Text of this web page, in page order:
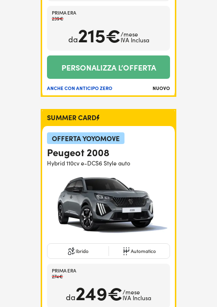
PRIMA ERA
239€
da215€/mese
IVA Inclusa
PERSONALIZZA L’OFFERTA
ANCHE CON ANTICIPO ZERO NUOVO
SUMMER CARD
OFFERTA YOYOMOVE
Peugeot 2008
Hybrid 110cv e-DCS6 Style auto
Ibrido Automatico
PRIMA ERA
274€
da249€/mese
IVA Inclusa